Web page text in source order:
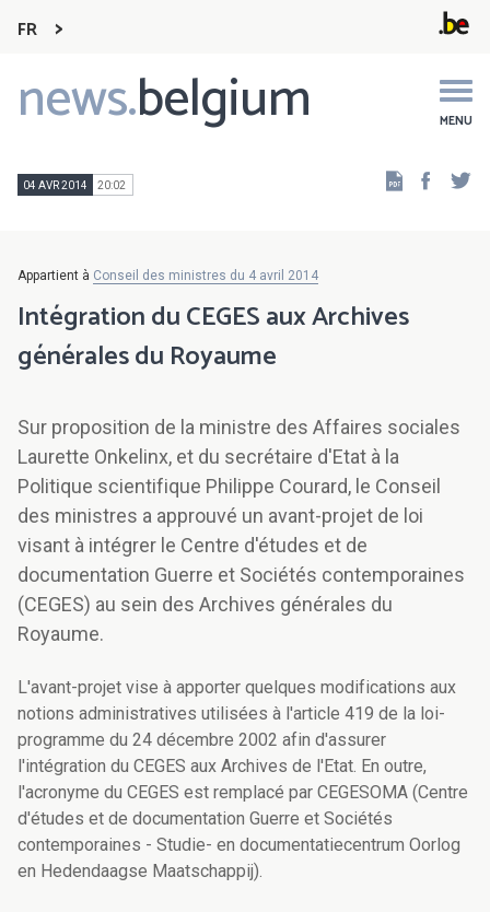
FR
news.belgium MENU
Main
navigation
04 AVR 2014 20:02
Appartient à Conseil des ministres du 4 avril 2014
Intégration du CEGES aux Archives
générales du Royaume
Sur proposition de la ministre des Affaires sociales
Laurette Onkelinx, et du secrétaire d'Etat à la
Politique scientifique Philippe Courard, le Conseil
des ministres a approuvé un avant-projet de loi
visant à intégrer le Centre d'études et de
documentation Guerre et Sociétés contemporaines
(CEGES) au sein des Archives générales du
Royaume.
L'avant-projet vise à apporter quelques modifications aux
notions administratives utilisées à l'article 419 de la loi-
programme du 24 décembre 2002 afin d'assurer
l'intégration du CEGES aux Archives de l'Etat. En outre,
l'acronyme du CEGES est remplacé par CEGESOMA (Centre
d'études et de documentation Guerre et Sociétés
contemporaines - Studie- en documentatiecentrum Oorlog
en Hedendaagse Maatschappij).